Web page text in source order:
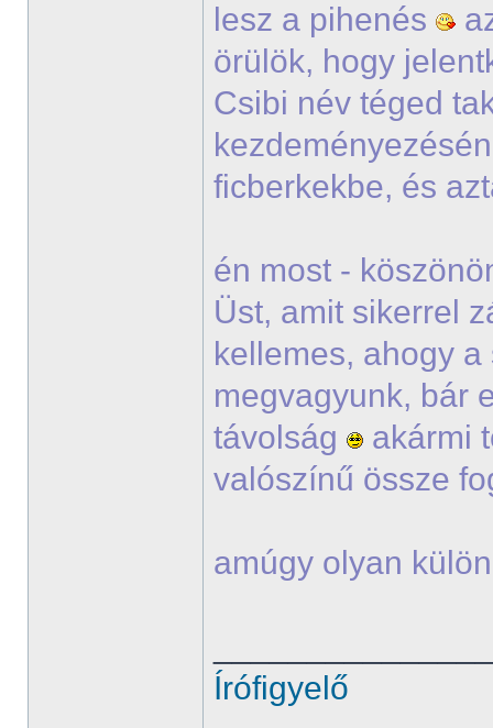
lesz a pihenés
örülök, hogy
Csibi név téged
ficberkekbe, és
én most -
Üst, amit sikerrel
kellemes, ahogy
megvagyunk, bár
távolság
akármi
valószínű össze
amúgy olyan
Írófigyelő